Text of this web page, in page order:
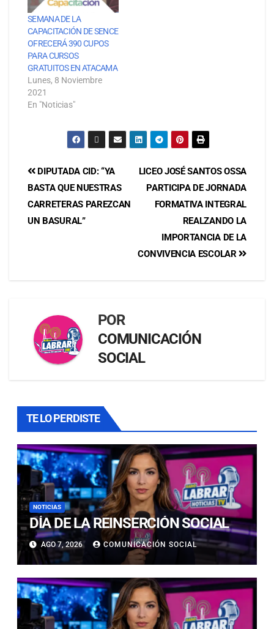
orientados a entregar
herramientas y
perfeccionar los
conocimientos en
materia digital para
quienes buscan
aprender…
SEMANA DE LA
CAPACITACIÓN DE SENCE
OFRECERÁ 390 CUPOS
PARA CURSOS
GRATUITOS EN ATACAMA
Lunes, 8 Noviembre
2021
En "Noticias"
LICEO JOSÉ SANTOS OSSA
PARTICIPA DE JORNADA
FORMATIVA INTEGRAL
REALZANDO LA
IMPORTANCIA DE LA
CONVIVENCIA ESCOLAR
DIPUTADA CID: “YA
BASTA QUE NUESTRAS
CARRETERAS PAREZCAN
UN BASURAL”
POR
COMUNICACIÓN
SOCIAL
TE LO PERDISTE
NOTICIAS
DÍA DE LA REINSERCIÓN SOCIAL
AGO 7, 2026 COMUNICACIÓN SOCIAL